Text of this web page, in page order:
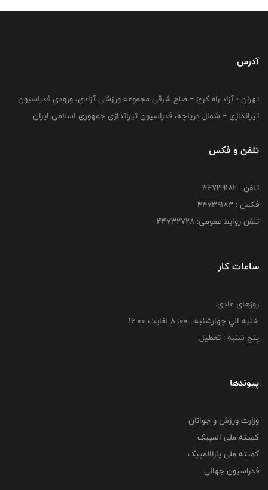
آدرس
تهران - آزاد راه کرج – ضلع شرقی مجموعه ورزشی آزادی، ورودی فدراسیون
تیراندازی – شمال دریاچه، فدراسیون تیراندازی جمهوری اسلامی ایران
تلفن و فکس
تلفن : ۴۴۷۳۹۱۸۲
فکس : ۴۴۷۳۹۱۸3
تلفن روابط عمومی: ۴۴۷۳۲۷۲۸
ساعات کار
روزهای عادی:
شنبه الي چهارشنبه : 00: 8 لغايت 16:00
پنج شنبه : تعطیل
پیوندها
وزارت ورزش و جوانان
کمیته ملی المپیک
کمیته ملی پاراالمپیک
فدراسیون جهانی